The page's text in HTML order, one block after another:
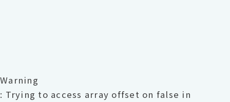
Warning
: Trying to access array offset on false in